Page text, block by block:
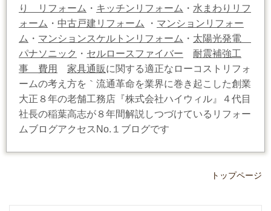
り リフォーム ・ キッチンリフォーム ・ 水まわりリフ
ォーム ・ 中古戸建リフォーム ・ マンションリフォー
ム ・ マンションスケルトンリフォーム ・ 太陽光発電
パナソニック ・ セルロースファイバー
耐震補強工
事 費用
家具通販に関する適正なローコストリフォ
ームの考え方を｀流通革命を業界に巻き起こした創業
大正８年の老舗工務店『株式会社ハイウィル』４代目
社長の稲葉高志が８年間解説しつづけているリフォー
ムブログアクセスNo.１ブログです
トップページ